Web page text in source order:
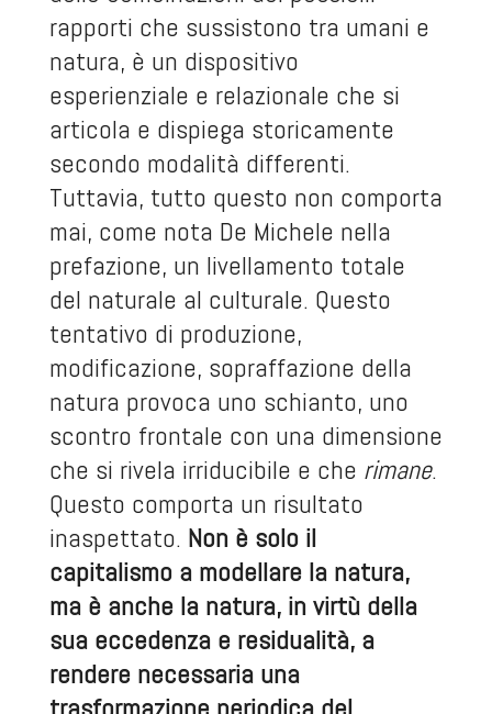
rapporti che sussistono tra umani e
natura, è un dispositivo
esperienziale e relazionale che si
articola e dispiega storicamente
secondo modalità differenti.
Tuttavia, tutto questo non comporta
mai, come nota De Michele nella
prefazione, un livellamento totale
del naturale al culturale. Questo
tentativo di produzione,
modificazione, sopraffazione della
natura provoca uno schianto, uno
scontro frontale con una dimensione
che si rivela irriducibile e che rimane.
Questo comporta un risultato
inaspettato. Non è solo il
capitalismo a modellare la natura,
ma è anche la natura, in virtù della
sua eccedenza e residualità, a
rendere necessaria una